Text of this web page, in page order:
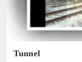
Tunnel